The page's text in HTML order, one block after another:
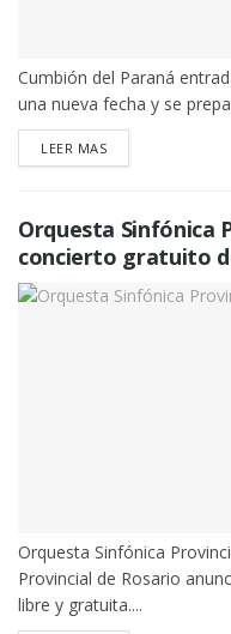
Cumbión del Paraná
una nueva fecha y se
LEER MASDETAILS
Orquesta Sinfónica
concierto gratuito
Orquesta Sinfónica
Provincial de Rosario
libre y gratuita....